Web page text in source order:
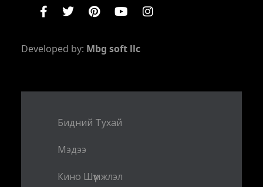
Developed by: Mbg soft llc
Бидний Тухай
Мэдээ
Кино Шүүмжлэл